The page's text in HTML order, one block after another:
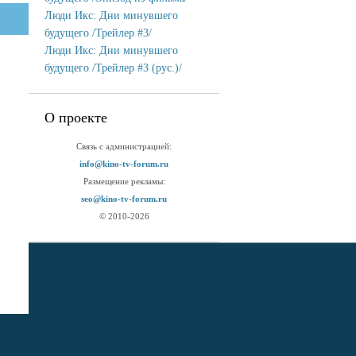
Люди Икс: Дни минувшего
будущего /Трейлер #3/
Люди Икс: Дни минувшего
будущего /Трейлер #3 (рус.)/
О проекте
Связь с администрацией:
info@kino-tv-forum.ru
Размещение рекламы:
seo@kino-tv-forum.ru
© 2010-2026